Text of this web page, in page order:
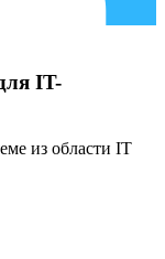
IT-
из области IT